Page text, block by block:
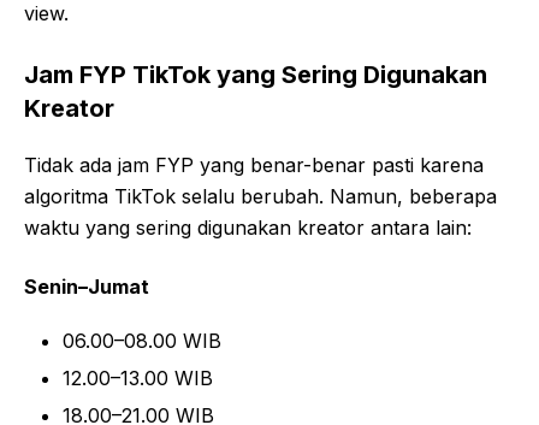
view.
Jam FYP TikTok yang Sering Digunakan
Kreator
Tidak ada jam FYP yang benar-benar pasti karena
algoritma TikTok selalu berubah. Namun, beberapa
waktu yang sering digunakan kreator antara lain:
Senin–Jumat
06.00–08.00 WIB
12.00–13.00 WIB
18.00–21.00 WIB